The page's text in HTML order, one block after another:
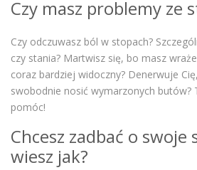
Czy masz problemy ze
Czy odczuwasz ból w stopach?
czy stania? Martwisz się, bo masz
coraz bardziej widoczny? Denerwuje
swobodnie nosić wymarzonych butów?
pomóc!
Chcesz zadbać o swoje
wiesz jak?